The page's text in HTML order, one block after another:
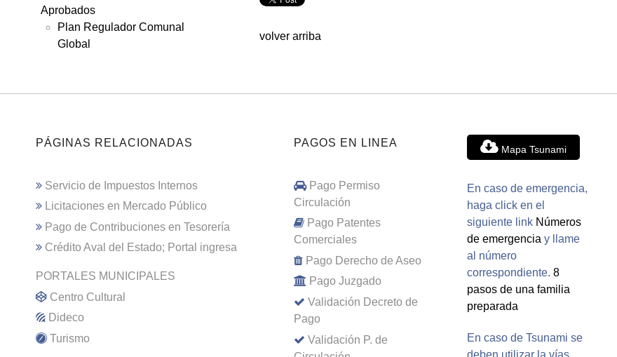
Aprobados
Plan Regulador Comunal
Global
volver arriba
PÁGINAS RELACIONADAS
Servicio de Impuestos Internos
Licitaciones en Mercado Público
Pago de Contribuciones en Tesorería
Crédito Aval del Estado; Portal ingresa
PORTALES MUNICIPALES
Centro Cultural
Dideco
Turismo
PAGOS EN LINEA
Pago Permiso
Circulación
Pago Patentes
Comerciales
Pago Derecho de Aseo
Pago Juzgado
Validación Decreto de
Pago
Validación P. de
Mapa Tsunami
En caso de emergencia,
haga click en el
siguiente link Números
de emergencia y llame
al número
correspondiente. 8
pasos de una familia
preparada
En caso de Tsunami se
deben utilizar la vías